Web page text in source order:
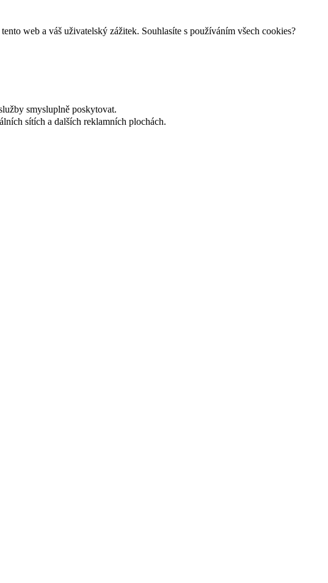
web a váš uživatelský zážitek. Souhlasíte s používáním všech cookies?
smysluplně poskytovat.
sítích a dalších reklamních plochách.